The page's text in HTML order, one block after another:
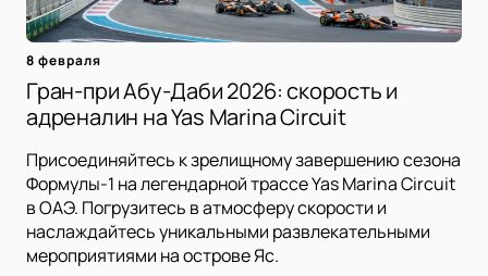
8 февраля
Гран-при Абу-Даби 2026: скорость и
адреналин на Yas Marina Circuit
Присоединяйтесь к зрелищному завершению сезона
Формулы-1 на легендарной трассе Yas Marina Circuit
в ОАЭ. Погрузитесь в атмосферу скорости и
наслаждайтесь уникальными развлекательными
мероприятиями на острове Яс.